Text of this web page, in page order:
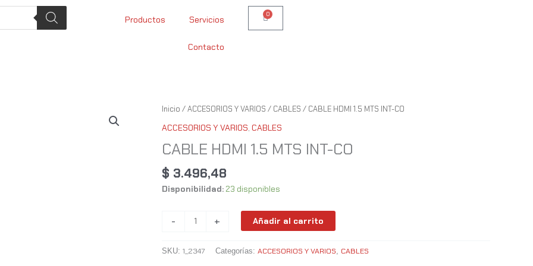
Productos Servicios
Contacto
0
Cart
Inicio /ACCESORIOS Y VARIOS / CABLES / CABLE HDMI 1.5 MTS INT-CO
ACCESORIOS Y VARIOS, CABLES
CABLE HDMI 1.5 MTS INT-CO
$ 3.496,48
Disponibilidad: 23 disponibles
-
CABLE
MTS
CO
cantidad
+ Añadir al carrito
SKU: 1_2347 Categorías: ACCESORIOS Y VARIOS, CABLES